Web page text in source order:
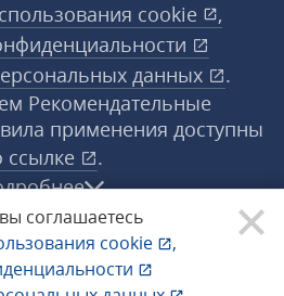
соглашаетесь
cookie
,
cookie
,
данных
.
Рекомендательные
применения доступны
ссылке
.
®. Все права